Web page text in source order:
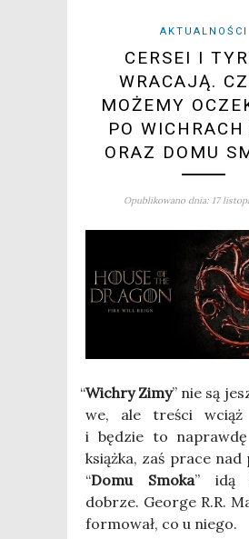
AKTUALNOŚCI
CERSEI I
WRACAJĄ.
MOŻEMY
PO
ORAZ DOMU
Opublikowano dnia: 17
“Wichry Zimy” nie są
we, ale tre­ści wciąż
i będzie to
książ­ka, zaś pra­ce nad
“Domu Smo­ka” idą
dobrze. Geo­r­ge R.R.
for­mo­wał, co u niego.